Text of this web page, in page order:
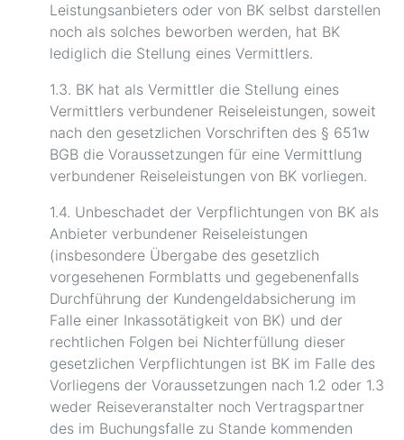
Leistungsanbieters oder von BK selbst darstellen
noch als solches beworben werden, hat BK
lediglich die Stellung eines Vermittlers.
1.3. BK hat als Vermittler die Stellung eines
Vermittlers verbundener Reiseleistungen, soweit
nach den gesetzlichen Vorschriften des § 651w
BGB die Voraussetzungen für eine Vermittlung
verbundener Reiseleistungen von BK vorliegen.
1.4. Unbeschadet der Verpflichtungen von BK als
Anbieter verbundener Reiseleistungen
(insbesondere Übergabe des gesetzlich
vorgesehenen Formblatts und gegebenenfalls
Durchführung der Kundengeldabsicherung im
Falle einer Inkassotätigkeit von BK) und der
rechtlichen Folgen bei Nichterfüllung dieser
gesetzlichen Verpflichtungen ist BK im Falle des
Vorliegens der Voraussetzungen nach 1.2 oder 1.3
weder Reiseveranstalter noch Vertragspartner
des im Buchungsfalle zu Stande kommenden